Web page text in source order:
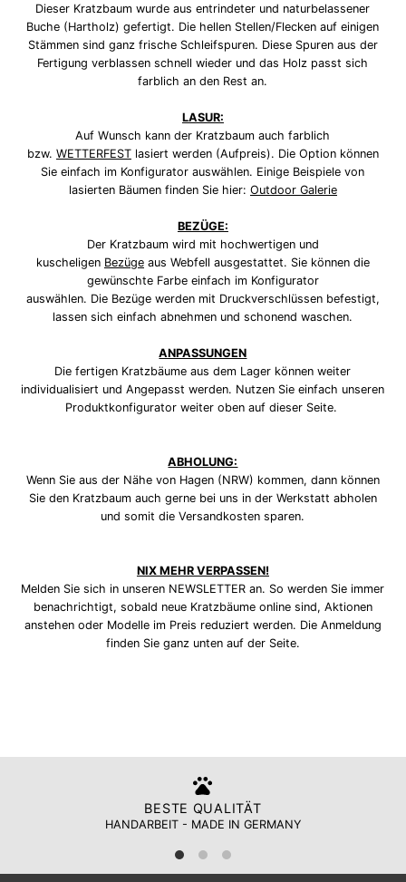
Dieser Kratzbaum wurde aus entrindeter und naturbelassener
Buche (Hartholz) gefertigt. Die hellen Stellen/Flecken auf einigen
Stämmen sind ganz frische Schleifspuren. Diese Spuren aus der
Fertigung verblassen schnell wieder und das Holz passt sich
farblich an den Rest an.
LASUR:
Auf Wunsch kann der Kratzbaum auch farblich
bzw. WETTERFEST lasiert werden (Aufpreis). Die Option können
Sie einfach im Konfigurator auswählen. Einige Beispiele von
lasierten Bäumen finden Sie hier: Outdoor Galerie
BEZÜGE:
Der Kratzbaum wird mit hochwertigen und
kuscheligen Bezügeaus Webfell ausgestattet. Sie können die
gewünschte Farbe einfach im Konfigurator
auswählen. DieBezüge werden mit Druckverschlüssen befestigt,
lassen sich einfach abnehmen und schonend waschen.
ANPASSUNGEN
Die fertigen Kratzbäume aus dem Lager können weiter
individualisiert und Angepasst werden. Nutzen Sie einfach unseren
Produktkonfigurator weiter oben auf dieser Seite.
ABHOLUNG:
Wenn Sie aus der Nähe von Hagen (NRW) kommen, dann können
Sie den Kratzbaum auch gerne bei uns in der Werkstatt abholen
und somit die Versandkosten sparen.
NIX MEHR VERPASSEN!
Melden Sie sich in unseren NEWSLETTER an. So werden Sie immer
benachrichtigt, sobald neue Kratzbäume online sind, Aktionen
anstehen oder Modelle im Preis reduziert werden. Die Anmeldung
finden Sie ganz unten auf der Seite.
BESTE QUALITÄT
HANDARBEIT - MADE IN GERMANY